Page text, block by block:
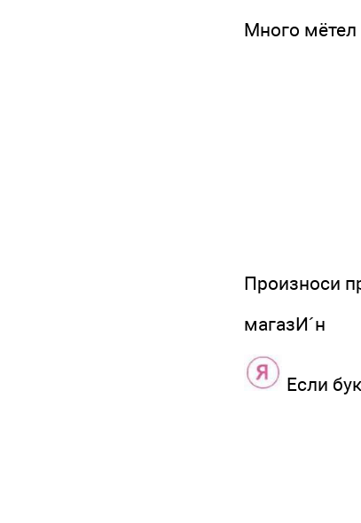
Много мётел
Произноси
магазИ´н
Если